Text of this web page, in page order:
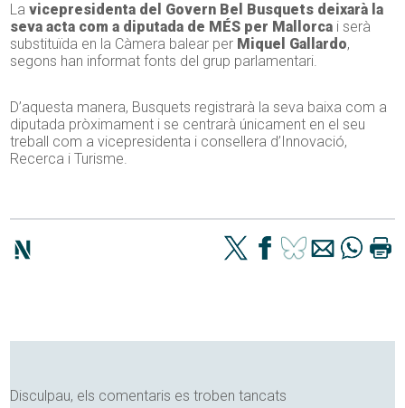
Lavicepresidenta del Govern Bel Busquets deixarà la
seva acta com a diputada de MÉS per Mallorca i serà
substituïda en la Càmera balear per Miquel Gallardo,
segons han informat fonts del grup parlamentari.
D’aquesta manera, Busquets registrarà la seva baixa com a
diputada pròximament i se centrarà únicament en el seu
treball com a vicepresidenta i consellera d’Innovació,
Recerca i Turisme.
Disculpau, els comentaris es troben tancats